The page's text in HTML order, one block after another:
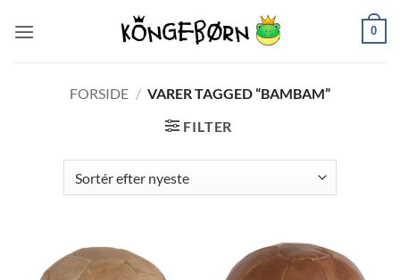
0
FORSIDE / VARER TAGGED “BAMBAM”
FILTER